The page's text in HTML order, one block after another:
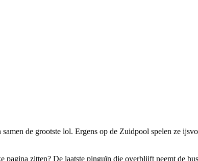
de grootste lol. Ergens op de Zuidpool spelen ze
pagina zitten? De laatste pinguïn die overblijft neemt de